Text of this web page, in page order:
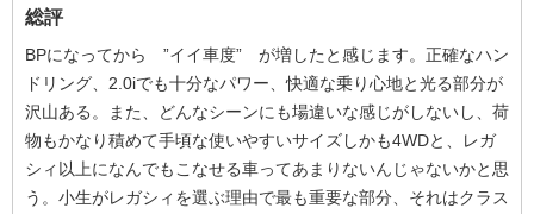
総評
BPになってから ”イイ車度” が増したと感じます。正確なハン
ドリング、2.0iでも十分なパワー、快適な乗り心地と光る部分が
沢山ある。また、どんなシーンにも場違いな感じがしないし、荷
物もかなり積めて手頃な使いやすいサイズしかも4WDと、レガ
シィ以上になんでもこなせる車ってあまりないんじゃないかと思
う。小生がレガシィを選ぶ理由で最も重要な部分、それはクラス